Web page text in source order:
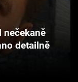
nečekaně
detailně